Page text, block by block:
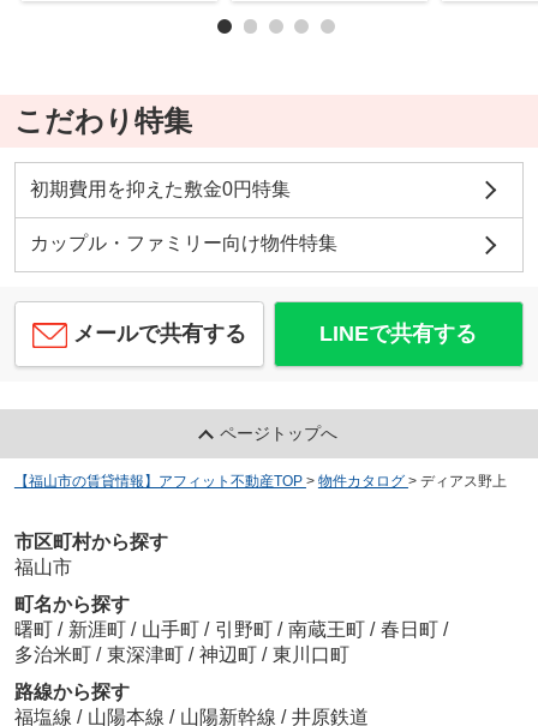
こだわり特集
初期費用を抑えた敷金0円特集
カップル・ファミリー向け物件特集
メールで共有する LINEで共有する
ページトップへ
【福山市の賃貸情報】アフィット不動産TOP > 物件カタログ > ディアス野上
市区町村から探す
福山市
町名から探す
曙町 / 新涯町 / 山手町 / 引野町 / 南蔵王町 / 春日町 /
多治米町 / 東深津町 / 神辺町 / 東川口町
路線から探す
福塩線 / 山陽本線 / 山陽新幹線 / 井原鉄道